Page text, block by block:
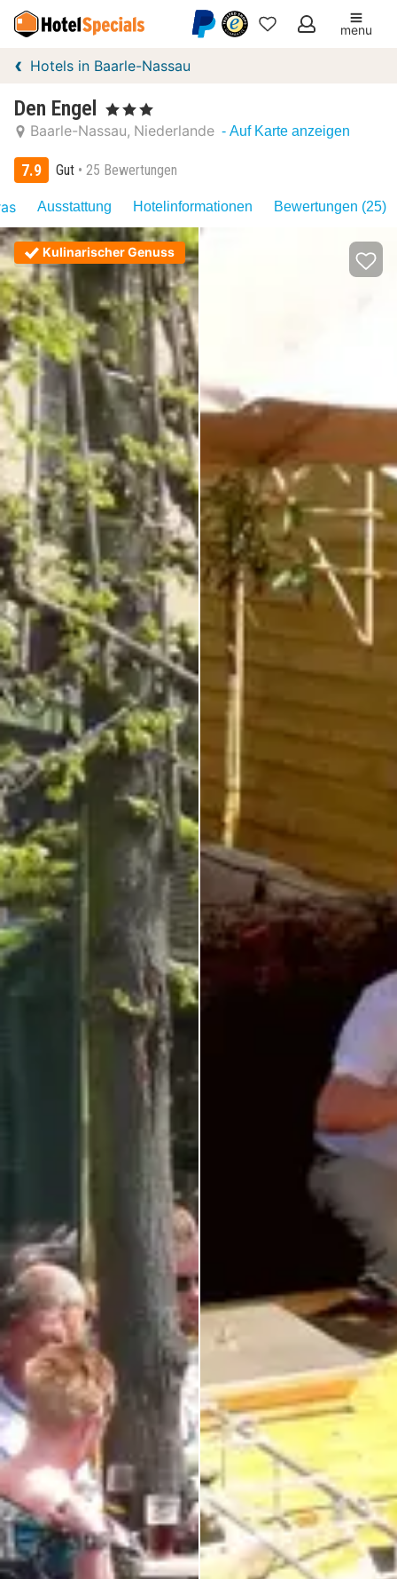
Meine
menu
Hotels in Baarle-Nassau
Den Engel , 3 Sterne
Baarle-Nassau Niederlande - Auf Karte anzeigen
7.9 Gut 25 Bewertungen
Ausstattung Hotelinformationen Bewertungen (25)
Kulinarischer Genuss